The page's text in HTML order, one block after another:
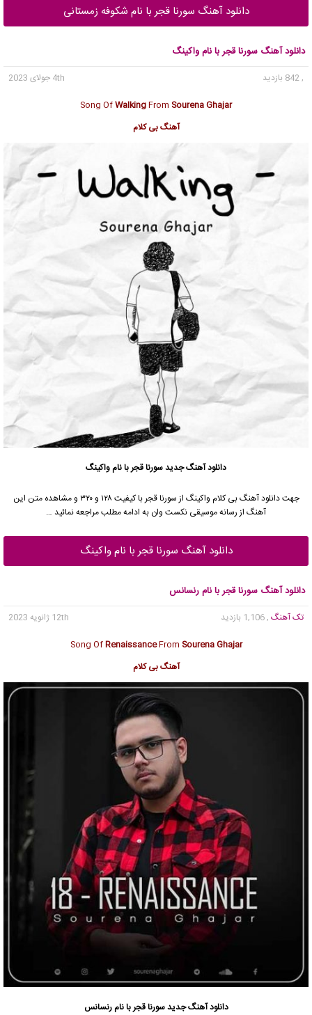
دانلود آهنگ سورنا قجر با نام شکوفه زمستانی
دانلود آهنگ سورنا قجر با نام واکینگ
, 842 بازدید
4th جولای 2023
Song OfWalkingFrom Sourena Ghajar
آهنگ بی کلام
دانلود آهنگ جدیدسورنا قجربا نام واکینگ
جهت دانلود آهنگ بی کلام واکینگ از سورنا قجر
با کیفیت ۱۲۸ و ۳۲۰ و مشاهده متن این
آهنگ از رسانه موسیقی نکست وان به ادامه مطلب مراجعه نمائید …
دانلود آهنگ سورنا قجر با نام واکینگ
دانلود آهنگ سورنا قجر با نام رنسانس
تک آهنگ , 1,106 بازدید
12th ژانویه 2023
Song OfRenaissanceFrom Sourena Ghajar
آهنگ بی کلام
دانلود آهنگ جدیدسورنا قجربا نام رنسانس